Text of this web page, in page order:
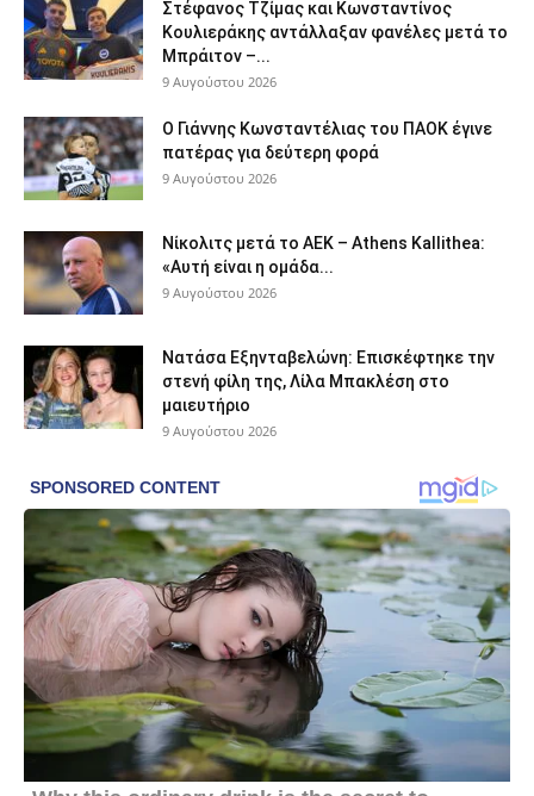
Στέφανος Τζίμας και Κωνσταντίνος
Κουλιεράκης αντάλλαξαν φανέλες μετά το
Μπράιτον –...
9 Αυγούστου 2026
Ο Γιάννης Κωνσταντέλιας του ΠΑΟΚ έγινε
πατέρας για δεύτερη φορά
9 Αυγούστου 2026
Νίκολιτς μετά το ΑΕΚ – Athens Kallithea:
«Αυτή είναι η ομάδα...
9 Αυγούστου 2026
Νατάσα Εξηνταβελώνη: Επισκέφτηκε την
στενή φίλη της, Λίλα Μπακλέση στο
μαιευτήριο
9 Αυγούστου 2026